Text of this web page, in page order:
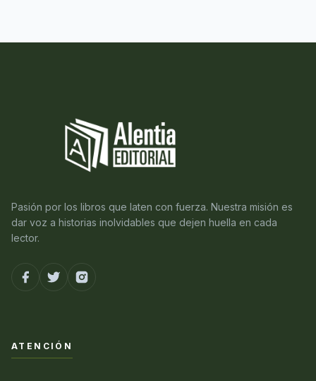
Pasión por los libros que laten con fuerza. Nuestra misión es
dar voz a historias inolvidables que dejen huella en cada
lector.
ATENCIÓN